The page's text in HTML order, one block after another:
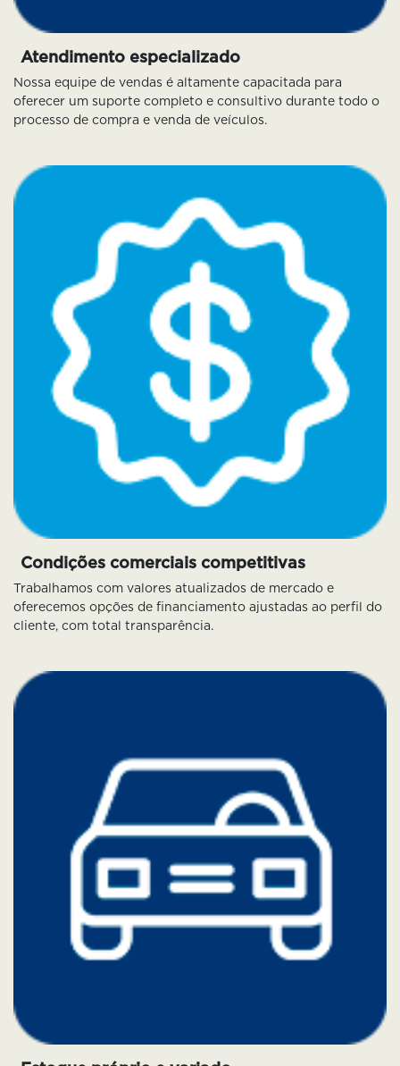
Atendimento especializado
Nossa equipe de vendas é altamente capacitada para
oferecer um suporte completo e consultivo durante todo o
processo de compra e venda de veículos.
Condições comerciais competitivas
Trabalhamos com valores atualizados de mercado e
oferecemos opções de financiamento ajustadas ao perfil do
cliente, com total transparência.